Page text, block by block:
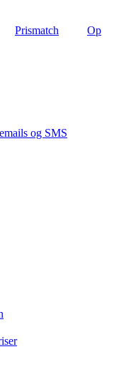
Prismatch
Op
og SMS